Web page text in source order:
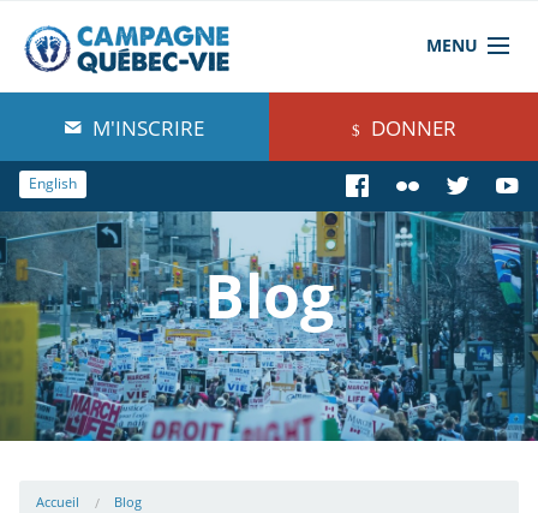
MENU
À propos de nous
Blog
Comprendre
Agir
Boutique
M'INSCRIRE DONNER
English
Blog
Accueil Blog